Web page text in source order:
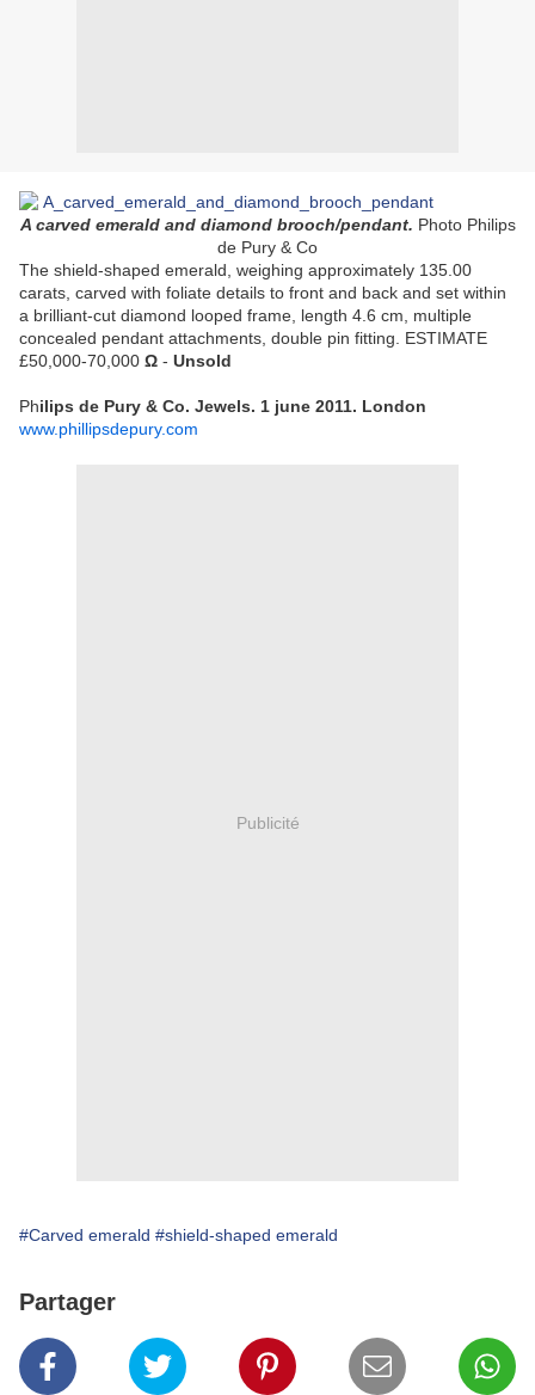
A carved emerald and diamond brooch/pendant. Photo Philips
de Pury & Co
The shield-shaped emerald, weighing approximately 135.00
carats, carved with foliate details to front and back and set within
a brilliant-cut diamond looped frame, length 4.6 cm, multiple
concealed pendant attachments, double pin fitting. ESTIMATE
£50,000-70,000 Ω - Unsold
Philips de Pury & Co. Jewels. 1 june 2011. London
www.phillipsdepury.com
Publicité
#Carved emerald #shield-shaped emerald
Partager